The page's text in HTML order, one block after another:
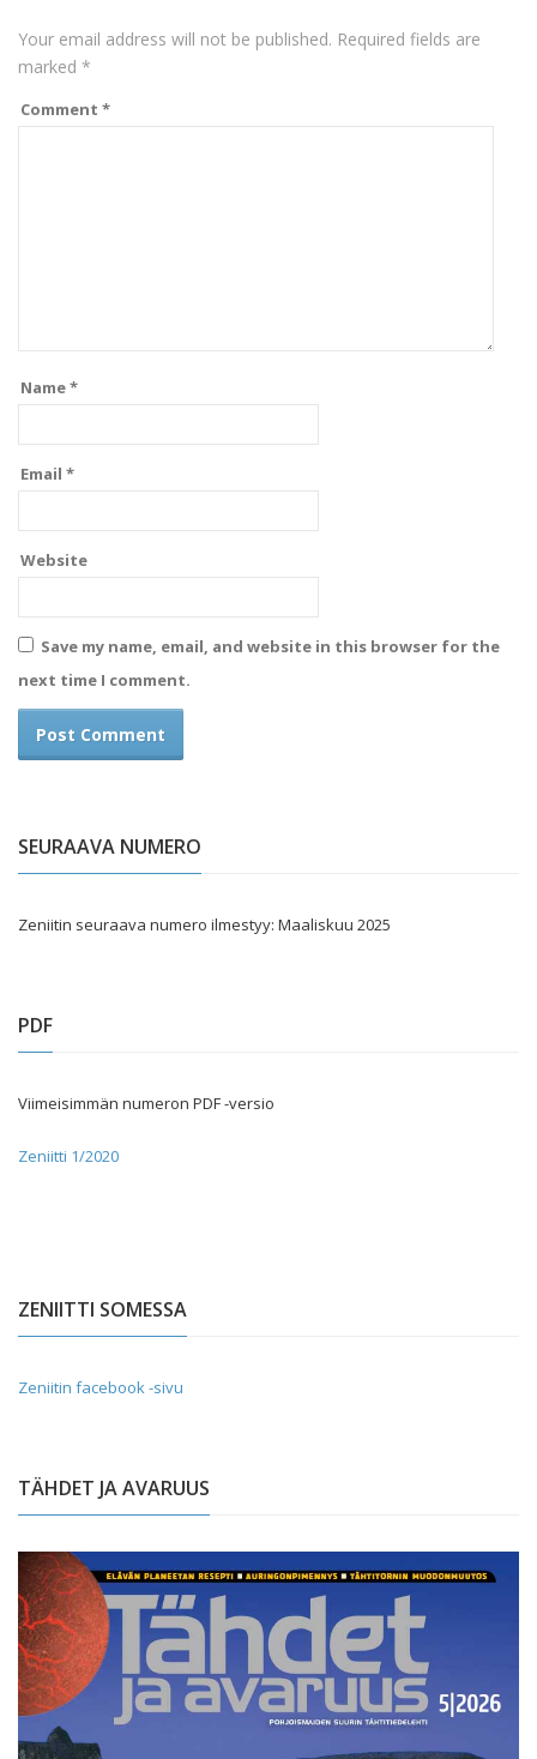
Your email address will not be published. Required fields are
marked *
Comment *
Name*
Email *
Website
Save my name, email, and website in this browser for the
next time I comment.
SEURAAVA NUMERO
Zeniitin seuraava numero ilmestyy: Maaliskuu 2025
PDF
Viimeisimmän numeron PDF -versio
Zeniitti 1/2020
ZENIITTI SOMESSA
Zeniitin facebook -sivu
TÄHDET JA AVARUUS